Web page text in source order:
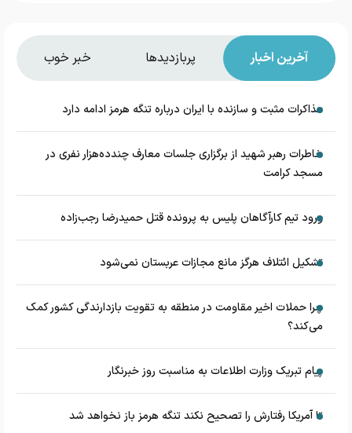
آخرین اخبار پربازدیدها خبر خوب
مذاکرات مثبت و سازنده با ایران درباره تنگه هرمز ادامه دارد
خاطرات رهبر شهید از برگزاری جلسات معارف چندده‌هزار نفری در
مسجد کرامت
ورود تیم کارآگاهان پلیس به پرونده قتل حمیدرضا رجب‌زاده
تشکیل ائتلاف هرگز مانع مجازات عربستان نمی‌شود
چرا حملات اخیر مقاومت در منطقه به تقویت بازدارندگی کشور کمک
می‌کند؟
پیام تبریک وزارت اطلاعات به مناسبت روز خبرنگار
تا آمریکا رفتارش را تصحیح نکند تنگه هرمز باز نخواهد شد